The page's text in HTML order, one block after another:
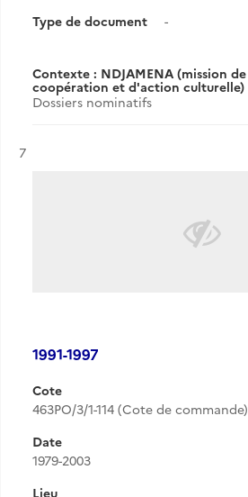
Type de document
-
Contexte : NDJAMENA (mission de
coopération et d'action culturelle)
Dossiers nominatifs
Résultat n°
7
1991-1997
Cote
463PO/3/1-114 (Cote de commande)
Date
1979-2003
Lieu